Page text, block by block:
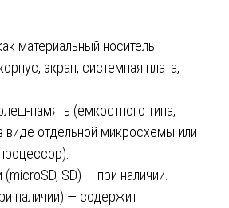
материальный носитель
экран, системная плата,
память (емкостного типа,
виде отдельной микросхемы или
(microSD, SD) — при наличии.
наличии) — содержит